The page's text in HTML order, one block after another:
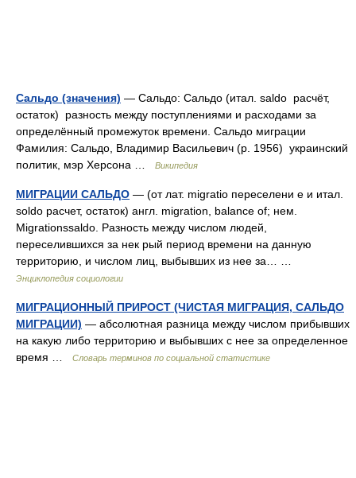
Сальдо (значения) — Сальдо: Сальдо (итал. saldo расчёт,
остаток) разность между поступлениями и расходами за
определённый промежуток времени. Сальдо миграции
Фамилия: Сальдо, Владимир Васильевич (р. 1956) украинский
политик, мэр Херсона …
Википедия
МИГРАЦИИ САЛЬДО — (от лат. migratio переселени е и итал.
soldo расчет, остаток) англ. migration, balance of; нем.
Migrationssaldo. Разность между числом людей,
переселившихся за нек рый период времени на данную
территорию, и числом лиц, выбывших из нее за… …
Энциклопедия социологии
МИГРАЦИОННЫЙ ПРИРОСТ (ЧИСТАЯ МИГРАЦИЯ, САЛЬДО
МИГРАЦИИ) — абсолютная разница между числом прибывших
на какую либо территорию и выбывших с нее за определенное
время …
Словарь терминов по социальной статистике